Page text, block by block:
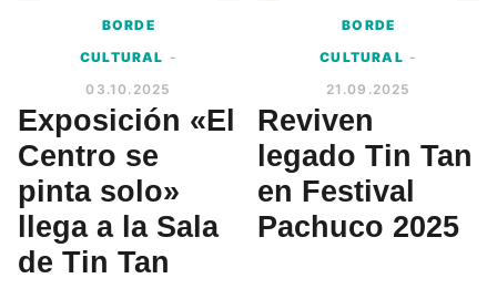
BORDE
CULTURAL -
03.10.2025
Exposición «El
Centro se
pinta solo»
llega a la Sala
de Tin Tan
BORDE
CULTURAL -
21.09.2025
Reviven
legado Tin Tan
en Festival
Pachuco 2025